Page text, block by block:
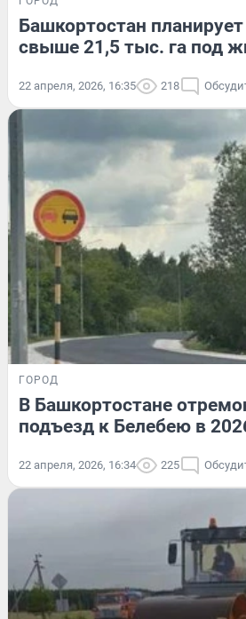
Башкортостан
свыше 21,5 тыс. га под
22 апреля, 2026, 16:35 218
ГОРОД
В Башкортостане
подъезд к Белебею в
22 апреля, 2026, 16:34 225